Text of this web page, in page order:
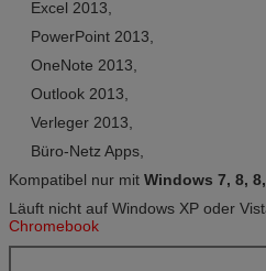
Excel 2013,
PowerPoint 2013,
OneNote 2013,
Outlook 2013,
Verleger 2013,
Büro-Netz Apps,
Kompatibel nur mit Windows 7, 8,
Läuft nicht auf Windows XP oder
Chromebook